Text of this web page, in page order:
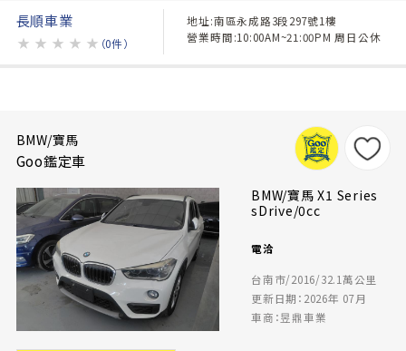
長順車業
★ ★ ★ ★ ★ （0件）
地址:南區永成路3段297號1樓
營業時間:10:00AM~21:00PM 周日公休
BMW/寶馬
Goo鑑定車
BMW/寶馬 X1 Series
sDrive/0cc
電洽
台南市/2016/32.1萬公里
更新日期：2026年 07月
車商：昱鼎車業